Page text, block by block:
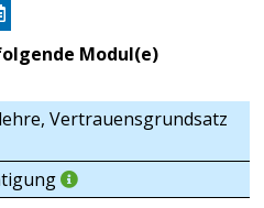
Modul(e)
Vertrauensgrundsatz